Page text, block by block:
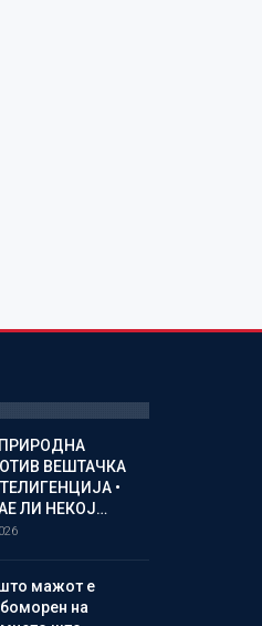
ПРИРОДНА
ВЕШТАЧКА
•
ЛИ НЕКОЈ…
мажот е
на